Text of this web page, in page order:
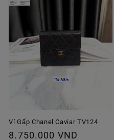
Ví Gấp Chanel Caviar TV124
Giá
8.750.000 VND